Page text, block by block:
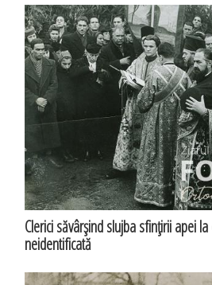
Clerici săvârşind slujba sfinţirii apei
neidentificată